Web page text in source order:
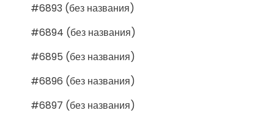
#6893 (без названия)
#6894 (без названия)
#6895 (без названия)
#6896 (без названия)
#6897 (без названия)